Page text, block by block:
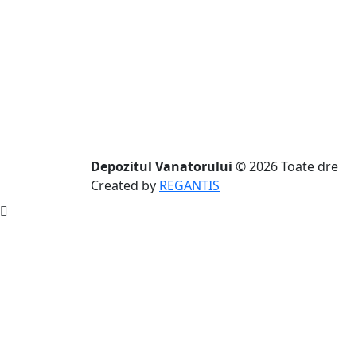
Depozitul Vanatorului © 2026Toate
Created by REGANTIS